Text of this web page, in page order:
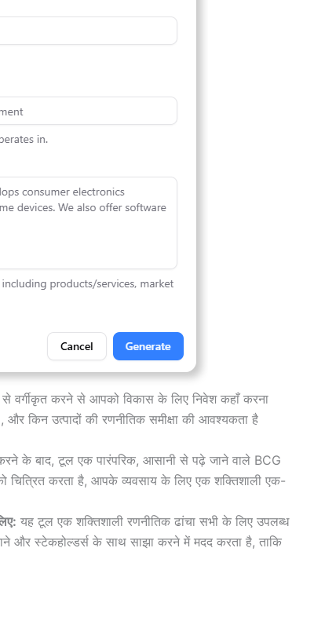
वर्गीकृत करने से आपको विकास के लिए निवेश कहाँ करना
और किन उत्पादों की रणनीतिक समीक्षा की आवश्यकता है
के बाद, टूल एक पारंपरिक, आसानी से पढ़े जाने वाले BCG
चित्रित करता है, आपके व्यवसाय के लिए एक शक्तिशाली एक-
यह टूल एक शक्तिशाली रणनीतिक ढांचा सभी के लिए उपलब्ध
और स्टेकहोल्डर्स के साथ साझा करने में मदद करता है, ताकि